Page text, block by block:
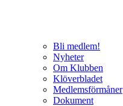
Bli medlem!
Nyheter
Om Klubben
Klöverbladet
Medlemsförmåner
Dokument